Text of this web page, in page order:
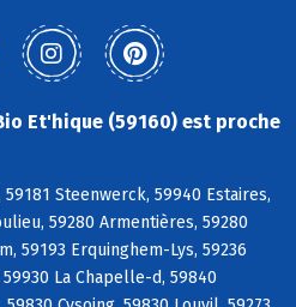
Et'hique (59160) est proche
Steenwerck, 59940 Estaires,
59280 Armentières, 59280
59193 Erquinghem-Lys, 59236
La Chapelle-d, 59840